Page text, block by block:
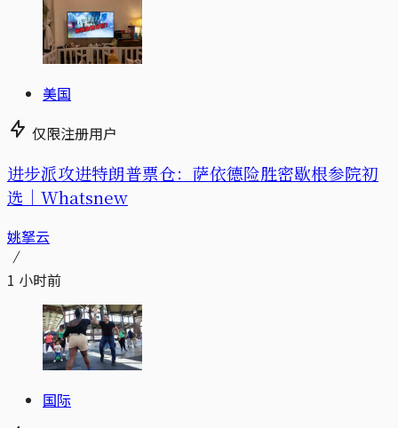
美国
仅限注册用户
进步派攻进特朗普票仓：萨依德险胜密歇根参院初
选｜Whatsnew
姚拏云
1 小时前
国际